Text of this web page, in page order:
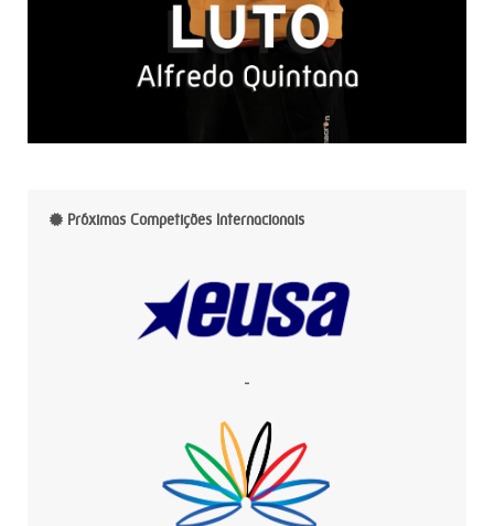
Próximas Competições Internacionais
-